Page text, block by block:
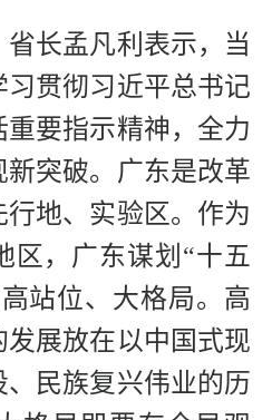
长孟凡利表示，当
贯彻习近平总书记
要指示精神，全力
突破。广东是改革
地、实验区。作为
区，广东谋划“十五
站位、大格局。高
展放在以中国式现
民族复兴伟业的历